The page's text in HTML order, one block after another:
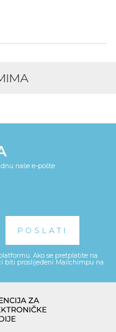
naše e-pošte
Ako se pretplatite na
biti proslijeđeni Mailchimpu na